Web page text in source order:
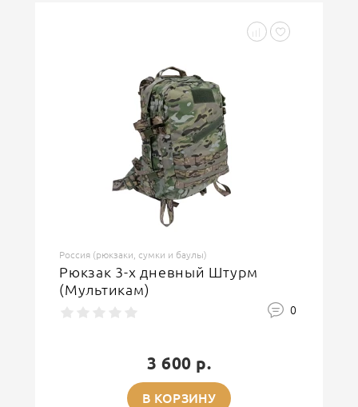
Россия (рюкзаки, сумки и баулы)
Рюкзак 3-х дневный Штурм
(Мультикам)
0
3 600 р.
В КОРЗИНУ